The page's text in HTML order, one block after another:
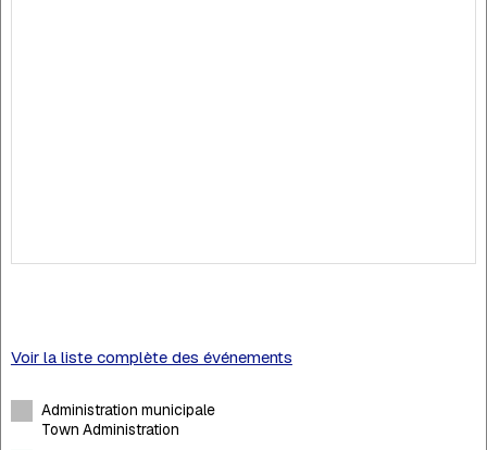
Voir la liste complète des événements
Administration municipale
Town Administration